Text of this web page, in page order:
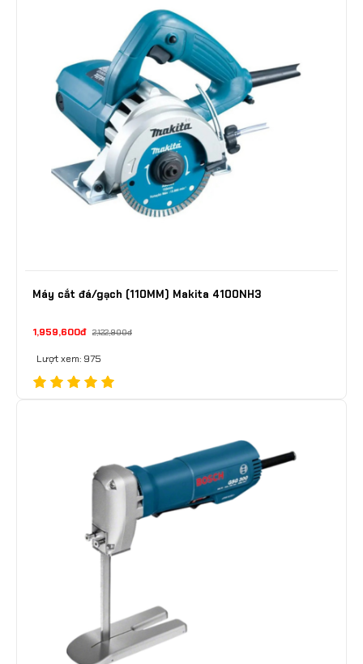
Máy cắt đá/gạch (110MM) Makita 4100NH3
1,959,600đ 2,122,900đ
Lượt xem: 975